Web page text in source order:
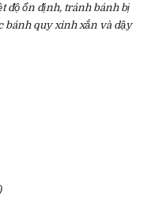
độ ổn định, tránh bánh bị
bánh quy xinh xắn và dậy